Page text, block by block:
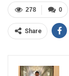
0
278
Share